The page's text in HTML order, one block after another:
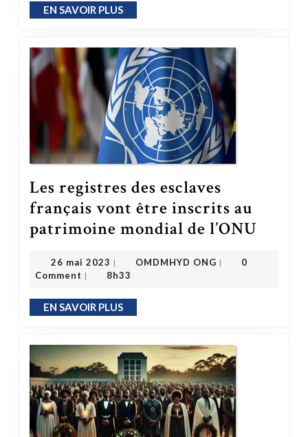
EN SAVOIR PLUSEN SAVOIR PLUS
Les registres des esclaves
français vont être inscrits au
patrimoine mondial de l’ONU
26 mai 2023 | OMDMHYD ONG |
0
Comment | 8h33
EN SAVOIR PLUSEN SAVOIR PLUS